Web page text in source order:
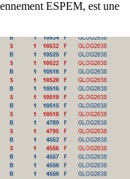
ESPEM, est une